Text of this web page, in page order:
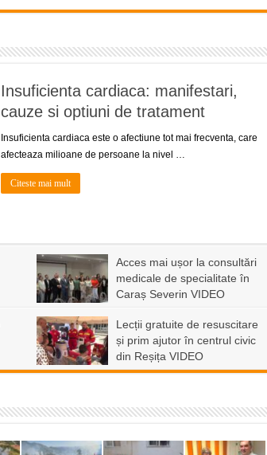
Insuficienta cardiaca: manifestari,
cauze si optiuni de tratament
Insuficienta cardiaca este o afectiune tot mai frecventa, care
afecteaza milioane de persoane la nivel …
Citeste mai mult
Acces mai ușor la consultări
medicale de specialitate în
Caraș Severin VIDEO
Lecții gratuite de resuscitare
și prim ajutor în centrul civic
din Reșița VIDEO